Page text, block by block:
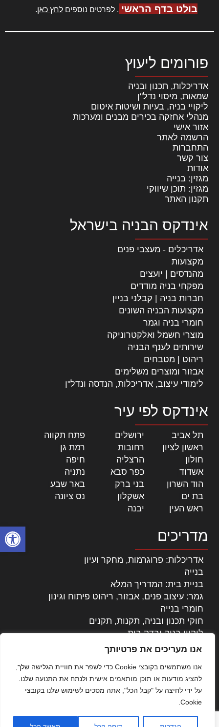
פתח
אנו מעריכים את פרטיותך
אנו משתמשים בקובצי Cookie כדי לשפר את חוויית הגלישה שלך,
להציג מודעות או תוכן מותאמים אישית ולנתח את התנועה שלנו.
על ידי לחיצה על "קבל הכל", אתה מסכים לשימוש שלנו בקובצי
Cookie.
בולט בדף הראשי . לפרטים נוספים לחץ כאן.
פורומים ליעוץ
אדריכלות, תכנון ובניה
שמאות, מיסוי נדל"ן
ליקויי בניה, בעיות ושיטות איטום
מנהלי אחזקה בכירים מבנים ומערכות
אזור אישי
הרשמה לאתר
התחברות
צור קשר
אודות
מגזין: בנייה
מגזין: תוכן שיווקי
תקנון האתר
אינדקס הבניה בישראל
אדריכלים - מעצבי פנים
מקצועות
מהנדסים | יועצים
מפקחי בניה מודדים
חברות בניה | קבלני בניין
מקצועות הבניה השונים
חומרי בניה וגמר
מוצרי חשמל ואלקטרוניקה
שירותים לענף הבניה
ריהוט | מטבחים
אבזור ומוצרים משלימים
לימודי עיצוב, אדריכלות, הנדסה ונדל"ן
אינדקס לפי עיר
תל אביב ירושלים פתח תקווה
ראשון לציון
רחובות רמת גן
חולון
הרצליה חיפה
אשדוד
כפר סבא נתניה
הוד השרון
בני ברק באר שבע
בת ים
אשקלון נס ציונה
ראש העין
יבנה
מדריכים
אדריכלות: פרוגרמות, מחקר ועיון
בנייה
בניית בית: המדריך המלא
גמר: עיצוב פנים, אבזור, ריהוט פיתוח וגינון
חומרי בנייה
חוקי תכנון ובניה, תקנות, תקנים
ליקויי בניה ובדק בית
נדל"ן: זכויות, אגרות ועסקאות
עקרונות ניהול אחזקה מתקדמות
צילום אדריכלי
שיווק נדלן
שיטות בניה: מפרטים והמלצות
תוכן שיווקי